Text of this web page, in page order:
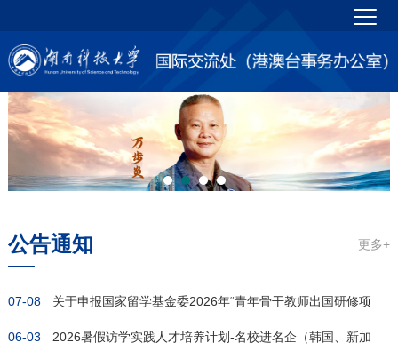
公告通知 更多+
07-08 关于申报国家留学基金委2026年“青年骨干教师出国研修项
目”...
06-03 2026暑假访学实践人才培养计划-名校进名企（韩国、新加